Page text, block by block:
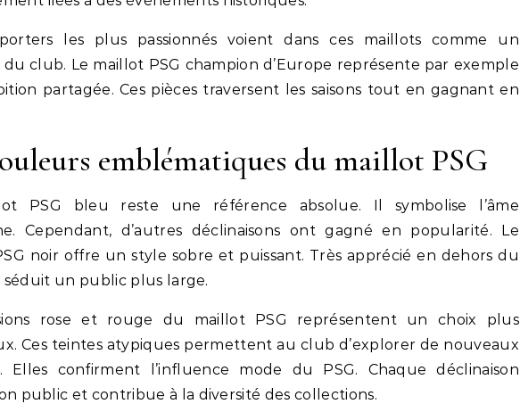
les plus passionnés voient dans ces maillots comme un
du club. Le maillot PSG champion d’Europe représente par exemple
partagée. Ces pièces traversent les saisons tout en gagnant en
emblématiques du maillot PSG
PSG bleu reste une référence absolue. Il symbolise l’âme
Cependant, d’autres déclinaisons ont gagné en popularité. Le
noir offre un style sobre et puissant. Très apprécié en dehors du
séduit un public plus large.
rose et rouge du maillot PSG représentent un choix plus
Ces teintes atypiques permettent au club d’explorer de nouveaux
Elles confirment l’influence mode du PSG. Chaque déclinaison
public et contribue à la diversité des collections.